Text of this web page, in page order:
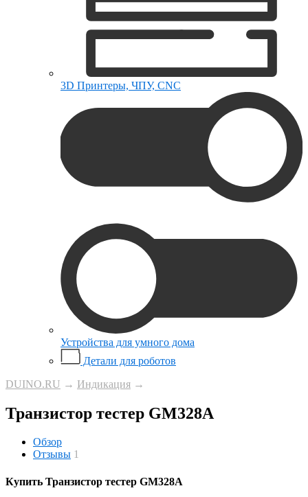
3D Принтеры, ЧПУ, CNC
Устройства для умного дома
Детали для роботов
DUINO.RU → Индикация →
Транзистор тестер GM328A
Обзор
Отзывы 1
Купить Транзистор тестер GM328A